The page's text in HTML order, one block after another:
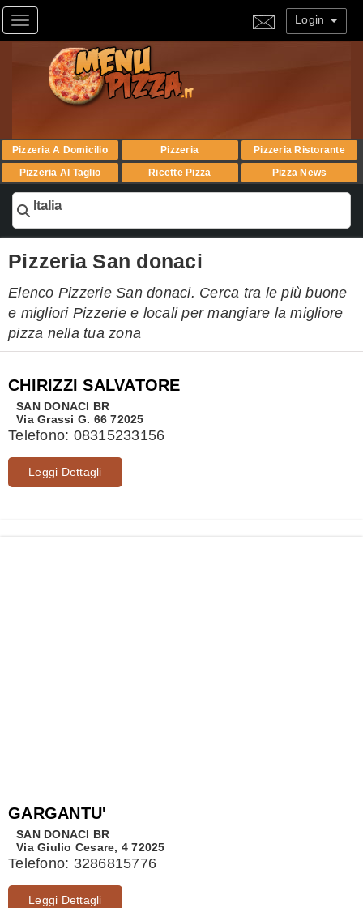
Toggle navigation Login
Pizzeria A Domicilio Pizzeria
Pizzeria Ristorante
Pizzeria Al Taglio
Ricette Pizza Pizza News
Italia
Pizzeria San donaci
Elenco Pizzerie San donaci. Cerca tra le più buone
e migliori Pizzerie e locali per mangiare la migliore
pizza nella tua zona
CHIRIZZI SALVATORE
SAN DONACI
BR
Via Grassi G. 66 72025
Telefono: 08315233156
Leggi Dettagli
GARGANTU'
SAN DONACI
BR
Via Giulio Cesare, 4 72025
Telefono: 3286815776
Leggi Dettagli